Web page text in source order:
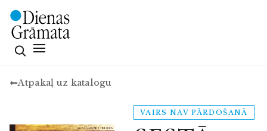
Atpakaļ uz katalogu
VAIRS NAV PĀRDOŠANĀ